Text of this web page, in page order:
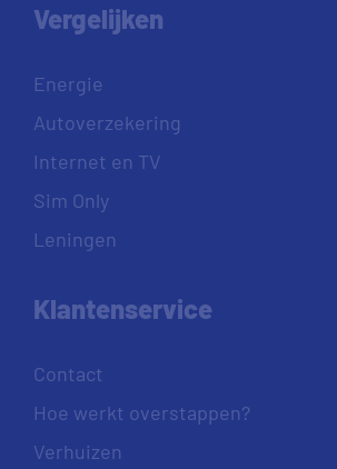
Vergelijken
Energie
Autoverzekering
Internet en TV
Sim Only
Leningen
Klantenservice
Contact
Hoe werkt overstappen?
Verhuizen